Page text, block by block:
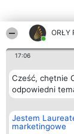
ORŁY
17:06
Cześć, chętnie
odpowiedni
Jestem
marketingowe
Organizator
Bright Side Solutions
o. sp. k.